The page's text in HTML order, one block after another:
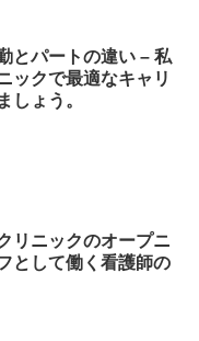
とパートの違い – 私
ックで最適なキャリ
しょう。
リニックのオープニ
として働く看護師の